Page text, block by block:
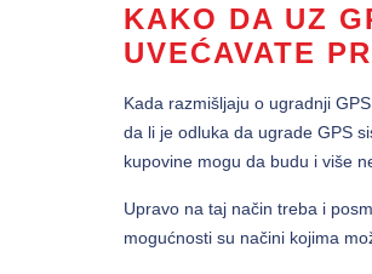
KAKO DA UZ
UVEĆAVATE
Kada razmišljaju o ugradnji
da li je odluka da ugrade GPS
kupovine mogu da budu i više
Upravo na taj način treba i
mogućnosti su načini kojima